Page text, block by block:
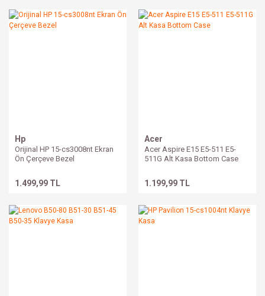
Hp
Orijinal HP 15-cs3008nt Ekran
Ön Çerçeve Bezel
1.499,99 TL
Acer
Acer Aspire E15 E5-511 E5-
511G Alt Kasa Bottom Case
1.199,99 TL